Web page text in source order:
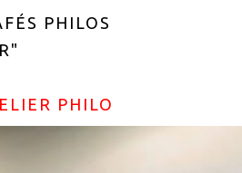
PHILOS
PHILO